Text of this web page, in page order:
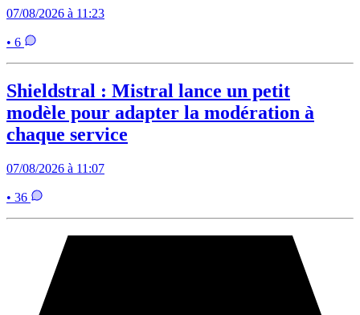
07/08/2026 à 11:23
• 6
Shieldstral : Mistral lance un petit
modèle pour adapter la modération à
chaque service
07/08/2026 à 11:07
• 36